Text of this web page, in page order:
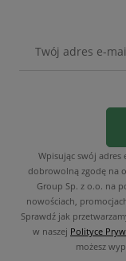
Wpisując swój adres
dobrowolną zgodę na
Group Sp. z o.o. na
nowościach,
Sprawdź jak
w naszej Polityce
możesz